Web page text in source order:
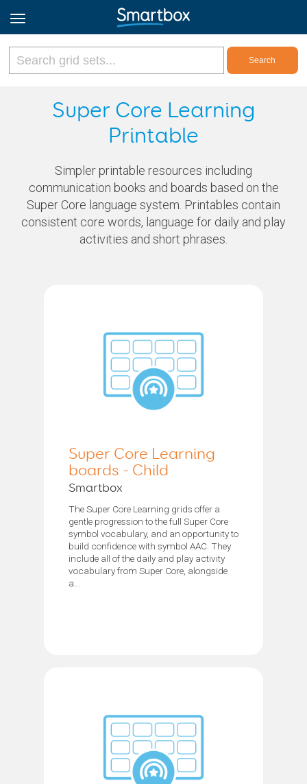
Online Grids
Log in
Sign up
English
Super Core Learning
Printable
Simpler printable resources including
communication books and boards based on the
Super Core language system. Printables contain
consistent core words, language for daily and play
activities and short phrases.
Super Core Learning
boards - Child
Smartbox
The Super Core Learning grids offer a
gentle progression to the full Super Core
symbol vocabulary, and an opportunity to
build confidence with symbol AAC. They
include all of the daily and play activity
vocabulary from Super Core, alongside
a...